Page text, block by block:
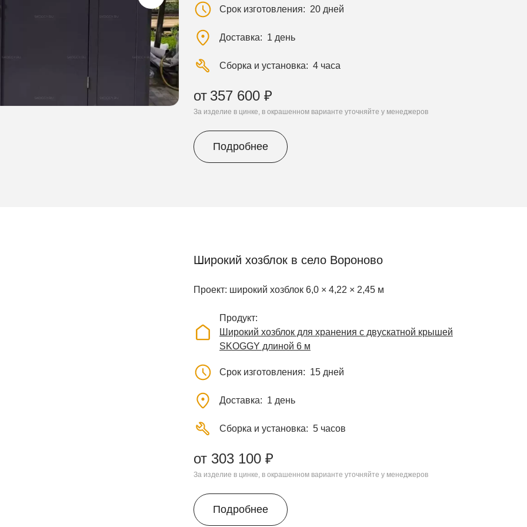
Срок изготовления 20 дней
Доставка 1 день
Сборка и установка 4 часа
от 357 600 ₽
За изделие в цинке, в окрашенном варианте уточняйте у менеджеров
Подробнее
Широкий хозблок в село Вороново
Проект: широкий хозблок 6,0 × 4,22 × 2,45 м
Продукт
Широкий хозблок для хранения с двускатной крышей
SKOGGY длиной 6 м
Срок изготовления 15 дней
Доставка 1 день
Сборка и установка 5 часов
от 303 100 ₽
За изделие в цинке, в окрашенном варианте уточняйте у менеджеров
Подробнее